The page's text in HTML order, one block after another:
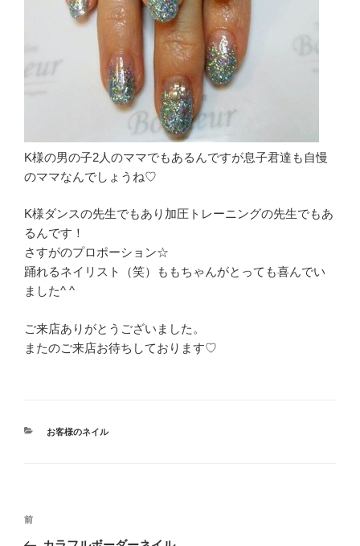
K様の男の子2人のママでもあるんですが息子君達も自慢
のママなんでしょうね♡
K様ダンスの先生でもあり加圧トレーニングの先生でもあ
るんです！
さすがのプロポーション☆
踊れるネイリスト（笑）ももちゃんがとっても喜んでい
ました^ ^
ご来店ありがとうございました。
またのご来店お待ちしております♡
カ
お客様のネイル
投
前
の
前